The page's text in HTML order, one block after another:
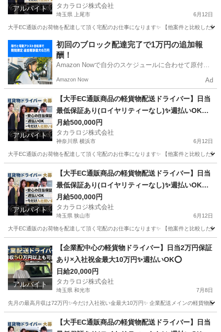
アルバイト タカラロジ株式会社
埼玉県 上尾市 6月12日
大手EC通販のお荷物を配達して頂く宅配のお仕事になります✨ 【他案件と比較した
ドライバー 貨物
初回のブロック配達完了で1万円の追加報
酬！
Amazon Nowで自分のスケジュールに合わせて原付や
う！
Amazon Now Ad
アルバイト
【大手EC通販商品の軽貨物配送ドライバー】日当
最低保証あり(ロイヤリティーなし)✨週払いOK⭕️
普通免許さえあれば即稼働可
月給500,000円
タカラロジ株式会社
神奈川県 横浜市 6月12日
大手EC通販のお荷物を配達して頂く宅配のお仕事になります✨ 【他案件と比較した
ドライバー 貨物
アルバイト
【大手EC通販商品の軽貨物配送ドライバー】日当
最低保証あり(ロイヤリティーなし)✨週払いOK⭕️
普通免許さえあれば即稼働可
月給500,000円
タカラロジ株式会社
埼玉県 狭山市 6月12日
大手EC通販のお荷物を配達して頂く宅配のお仕事になります✨ 【他案件と比較した
ドライバー 貨物
アルバイト
【企業配中心の軽貨物ドライバー】日当2万円保証
あり×入社祝金最大10万円✨週払いOK⭕️
日給20,000円
タカラロジ株式会社
埼玉県 和光市 7月8日
先月の最高月収は72万円✨今だけ入社祝い金最大10万円✨ 企業配送メインの軽貨物配
ドライバー 貨物
【大手EC通販商品の軽貨物配送ドライバー】日当